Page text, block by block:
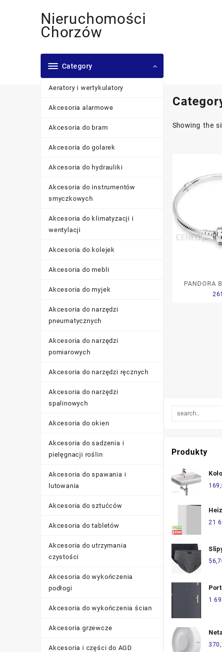
Nieruchomości
Chorzów
Category
Aeratory i wertykulatory
Akcesoria alarmowe
Akcesoria do bram
Akcesoria do golarek
Akcesoria do hydrauliki
Akcesoria do instrumentów
smyczkowych
Akcesoria do klimatyzacji i
wentylacji
Akcesoria do kolejek
Akcesoria do mebli
Akcesoria do myjek
Akcesoria do narzędzi
pneumatycznych
Akcesoria do narzędzi
pomiarowych
Akcesoria do narzędzi ręcznych
Akcesoria do narzędzi
spalinowych
Akcesoria do okien
Akcesoria do sadzenia i
pielęgnacji roślin
Akcesoria do spawania i
lutowania
Akcesoria do sztućców
Akcesoria do tabletów
Akcesoria do utrzymania
czystości
Akcesoria do wykończenia
podłogi
Akcesoria do wykończenia ścian
Akcesoria grzewcze
Akcesoria i części do AGD
Showing the
PANDORA
590702HV-
Produkty
8kW
21
1